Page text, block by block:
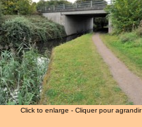
Click to enlarge - Cliquer pour agrandir